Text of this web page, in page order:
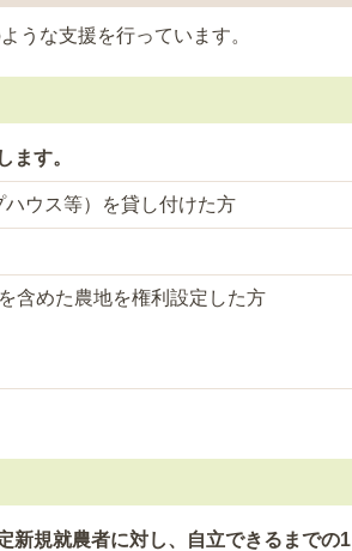
うな支援を行っています。
ます。
ウス等）を貸し付けた方
含めた農地を権利設定した方
新規就農者に対し、自立できるまでの1